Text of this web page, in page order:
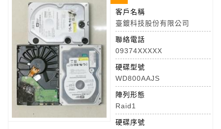
客戶名稱
臺鍍科技股份有限公司
聯絡電話
09374XXXXX
硬碟型號
WD800AAJS
陣列形態
Raid1
硬碟序號